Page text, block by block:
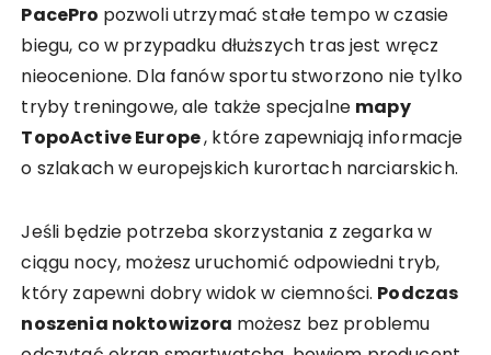
PacePro pozwoli utrzymać stałe tempo w czasie
biegu, co w przypadku dłuższych tras jest wręcz
nieocenione. Dla fanów sportu stworzono nie tylko
tryby treningowe, ale także specjalne mapy
TopoActive Europe, które zapewniają informacje
o szlakach w europejskich kurortach narciarskich.
Jeśli będzie potrzeba skorzystania z zegarka w
ciągu nocy, możesz uruchomić odpowiedni tryb,
który zapewni dobry widok w ciemności. Podczas
noszenia noktowizora możesz bez problemu